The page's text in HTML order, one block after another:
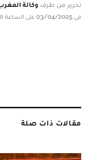
تحرير من طرف وكالة
في 03/04/2025 على الساعة 10:00
مقالات ذات صلة